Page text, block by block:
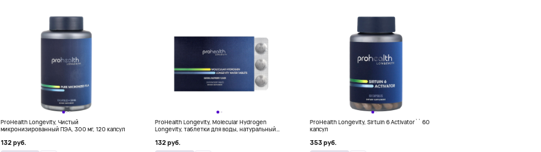
ProHealth Longevity, Чистый
микронизированный ПЭА, 300 мг, 120 капсул
132 руб.
ProHealth Longevity, Molecular Hydrogen
Longevity, таблетки для воды, натуральный
1 таблетке)
132 руб.
ProHealth Longevity, Sirtuin 6 Activator`` 60
капсул
353 руб.